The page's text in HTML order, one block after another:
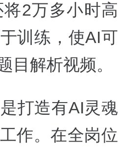
2万多小时高
训练，使AI可
目解析视频。
打造有AI灵魂
作。在全岗位